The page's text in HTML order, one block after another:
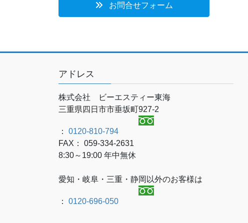
お問合せフォーム
アドレス
株式会社 ビーエスティー東海
三重県四日市市垂坂町927-2
： 0120-810-794
FAX： 059-334-2631
8:30～19:00 年中無休
愛知・岐阜・三重・静岡以外のお客様は
： 0120-696-050